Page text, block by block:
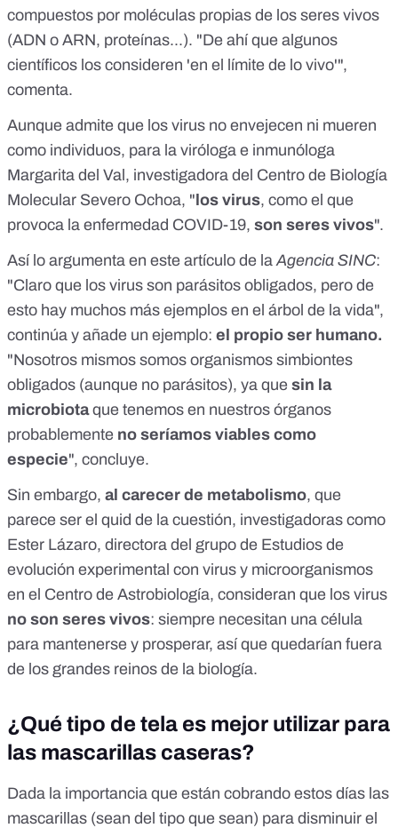
compuestos por moléculas propias de los seres vivos
(ADN o ARN, proteínas...). "De ahí que algunos
científicos los consideren 'en el límite de lo vivo'",
comenta.
Aunque admite que los virus no envejecen ni mueren
como individuos, para la viróloga e inmunóloga
Margarita del Val, investigadora del Centro de Biología
Molecular Severo Ochoa, "los virus, como el que
provoca la enfermedad COVID-19, son seres vivos".
Así lo argumenta en este artículo de la Agencia SINC:
"Claro que los virus son parásitos obligados, pero de
esto hay muchos más ejemplos en el árbol de la vida",
continúa y añade un ejemplo: el propio ser humano.
"Nosotros mismos somos organismos simbiontes
obligados (aunque no parásitos), ya que sin la
microbiotaque tenemos en nuestros órganos
probablemente no seríamos viables como
especie", concluye.
Sin embargo, al carecer de metabolismo, que
parece ser el quid de la cuestión, investigadoras como
Ester Lázaro, directora del grupo de Estudios de
evolución experimental con virus y microorganismos
en el Centro de Astrobiología, consideran que los virus
no son seres vivos: siempre necesitan una célula
para mantenerse y prosperar, así que quedarían fuera
de los grandes reinos de la biología.
¿Qué tipo de tela es mejor utilizar para
las mascarillas caseras?
Dada la importancia que están cobrando estos días las
mascarillas (sean del tipo que sean) para disminuir el